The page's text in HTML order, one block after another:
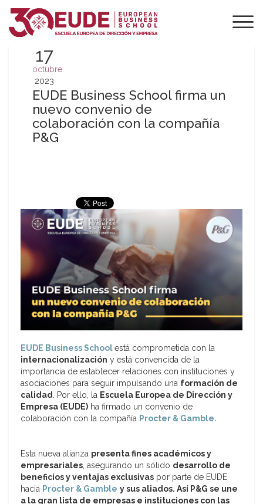
17
octubre
2023
EUDE Business School firma un
nuevo convenio de
colaboración con la compañía
P&G
EUDE Business Schoolestá comprometida con la
internacionalización y está convencida de la
importancia de establecer relaciones con instituciones y
asociaciones para seguir impulsando una formación de
calidad. Por ello, la Escuela Europea de Dirección y
Empresa (EUDE) ha firmado un convenio de
colaboración con la compañía Procter & Gamble.
Esta nueva alianza presenta fines académicos y
empresariales, asegurando un sólido desarrollo de
beneficios y ventajas exclusivas por parte de EUDE
hacia Procter & Gamble y sus aliados. Así P&G se une
a la gran lista de empresas e instituciones con las